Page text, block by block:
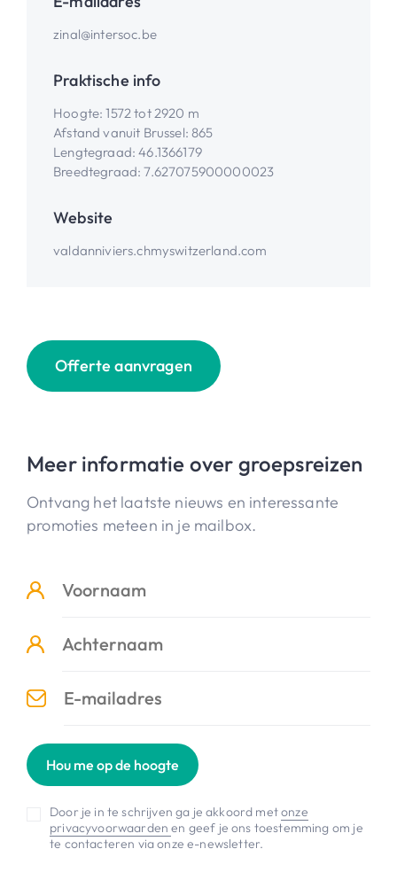
zinal@intersoc.be
Praktische info
Hoogte:1572 tot 2920 m
Afstand vanuit Brussel:865
Lengtegraad:46.1366179
Breedtegraad:7.627075900000023
Website
valdanniviers.chmyswitzerland.com
Offerte aanvragen
Meer informatie over groepsreizen
Ontvang het laatste nieuws en interessante
promoties meteen in je mailbox.
Hou me op de hoogte
Door je in te schrijven ga je akkoord metonze
privacyvoorwaardenen geef je ons toestemming om je
te contacteren via onze e-newsletter.